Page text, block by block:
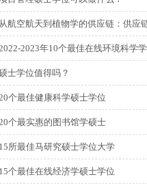
从航空航天到植物学的供应链：供应
2023年10个最佳在线环境科学
士学位值得吗？
个最佳健康科学硕士学位
个最实惠的图书馆学硕士
15所最佳马研究硕士学位大学
15个最佳在线经济学硕士学位